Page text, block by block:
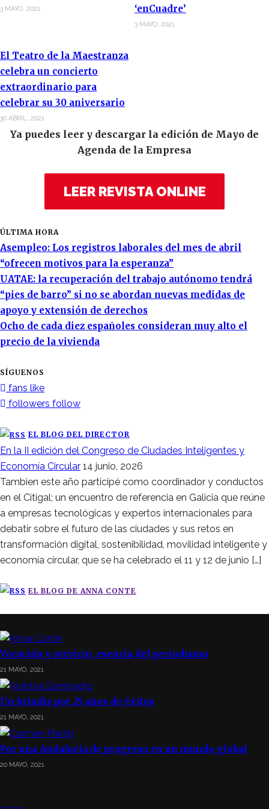
3 MAYO, 2021 ‘enCuadre’
3 MAYO, 2021
El Teatro de la Maestranza
celebra un concierto
extraordinario para
celebrar su 30 aniversario
30 ABRIL, 2021
Ya puedes leer y descargar la edición de Mayo de
Agenda de la Empresa
LEER REVISTA ONLINE
ÚLTIMA HORA
Asempleo: Los registros laborales del mes de abril
“ofrecen motivos para la esperanza”
UATAE: la recuperación del trabajo autónomo tendrá
“pies de barro” si no se abordan nuevas medidas de
apoyo y extensión de derechos
Ocho de cada diez españoles consideran muy alto el
precio de la vivienda
SÍGUENOS
fans like
followers follow
EL BLOG DEL DIRECTOR
En la II edición del Congreso de Ciudades Inteligentes y
Economía Circular 14 junio, 2026
Tambien este año participé como coordinador y conductos
en el Citigal; un encuentro de referencia en Galicia que reúne
a empresas tecnológicas y expertos internacionales para
debatir sobre el futuro de las ciudades y sus retos en
transformación digital, sostenibilidad, movilidad inteligente y
economía circular, que se ha celebrado el 11 y 12 de junio […]
EL BLOG DE ANNA CONTE
Vocación y servicio, esencia del periodismo
21 MAYO, 2021
Un brindis por 25 años de éxitos
21 MAYO, 2021
Por una Andalucía de progreso en un mundo global
20 MAYO, 2021